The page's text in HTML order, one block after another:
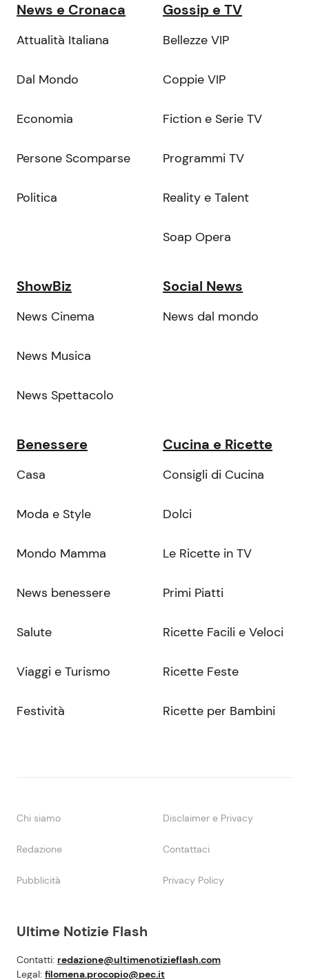
Ultime Notizie Flash
Contatti: redazione@ultimenotizieflash.com
Legal: filomena.procopio@pec.it
News e Cronaca
Attualità Italiana
Dal Mondo
Economia
Persone Scomparse
Politica
Gossip e TV
Bellezze VIP
Coppie VIP
Fiction e Serie TV
Programmi TV
Reality e Talent
Soap Opera
ShowBiz
News Cinema
News Musica
News Spettacolo
Social News
News dal mondo
Benessere
Casa
Moda e Style
Mondo Mamma
News benessere
Salute
Viaggi e Turismo
Festività
Cucina e Ricette
Consigli di Cucina
Dolci
Le Ricette in TV
Primi Piatti
Ricette Facili e Veloci
Ricette Feste
Ricette per Bambini
Chi siamo Disclaimer e Privacy
Redazione Contattaci
Pubblicità Privacy Policy